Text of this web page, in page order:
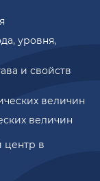
центр в
уровня,
и свойств
величин
величин